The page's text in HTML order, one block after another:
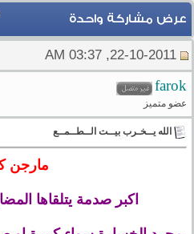
عرض مشاركة واحدة
farok
عضو متميز
الله يــخـرب بيــت الــطــمــع
مارجن
اكبر صدمة يتلقاها